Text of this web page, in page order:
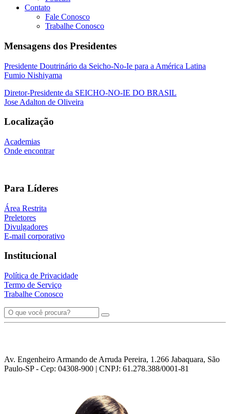
Contato
Fale Conosco
Trabalhe Conosco
Mensagens dos Presidentes
Presidente Doutrinário da Seicho-No-Ie para a América Latina
Fumio Nishiyama
Diretor-Presidente da SEICHO-NO-IE DO BRASIL
Jose Adalton de Oliveira
Localização
Academias
Onde encontrar
Para Líderes
Área Restrita
Preletores
Divulgadores
E-mail corporativo
Institucional
Política de Privacidade
Termo de Serviço
Trabalhe Conosco
Av. Engenheiro Armando de Arruda Pereira, 1.266 Jabaquara, São
Paulo-SP - Cep: 04308-900 | CNPJ: 61.278.388/0001-81